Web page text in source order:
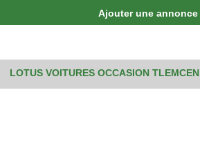
Ajouter une annonce
LOTUS VOITURES OCCASION TLEMCEN